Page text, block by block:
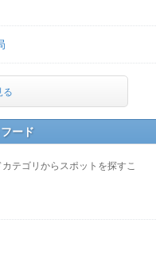
る
ード
テゴリからスポットを探すこ